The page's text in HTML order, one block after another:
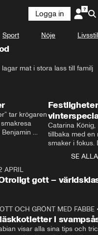
Logga in
Sport Nöje Livsstil
mat i stora lass till familj
tar krögaren
Catarina
tillbaka med en
smaker i fokus.
julfavoriter
SE ALLA
APRIL
gott –
OCH GRÖNT MED FABBE
i
visar alla sina tips och